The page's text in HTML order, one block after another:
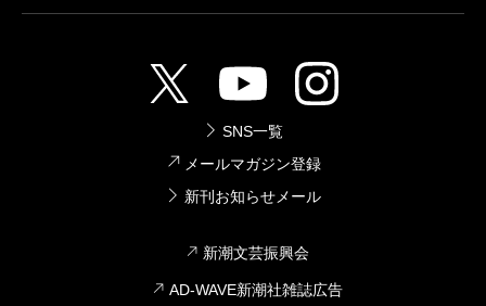
SNS一覧
メールマガジン登録
新刊お知らせメール
新潮文芸振興会
AD-WAVE新潮社雑誌広告